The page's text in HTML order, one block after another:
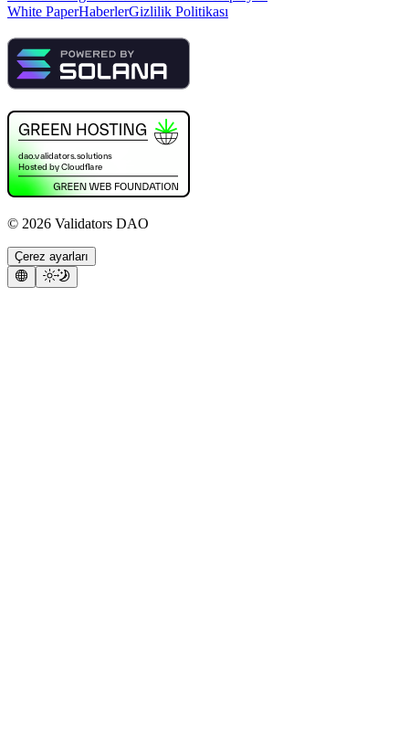
White PaperHaberlerGizlilik Politikası
© 2026 Validators DAO
Çerez ayarları